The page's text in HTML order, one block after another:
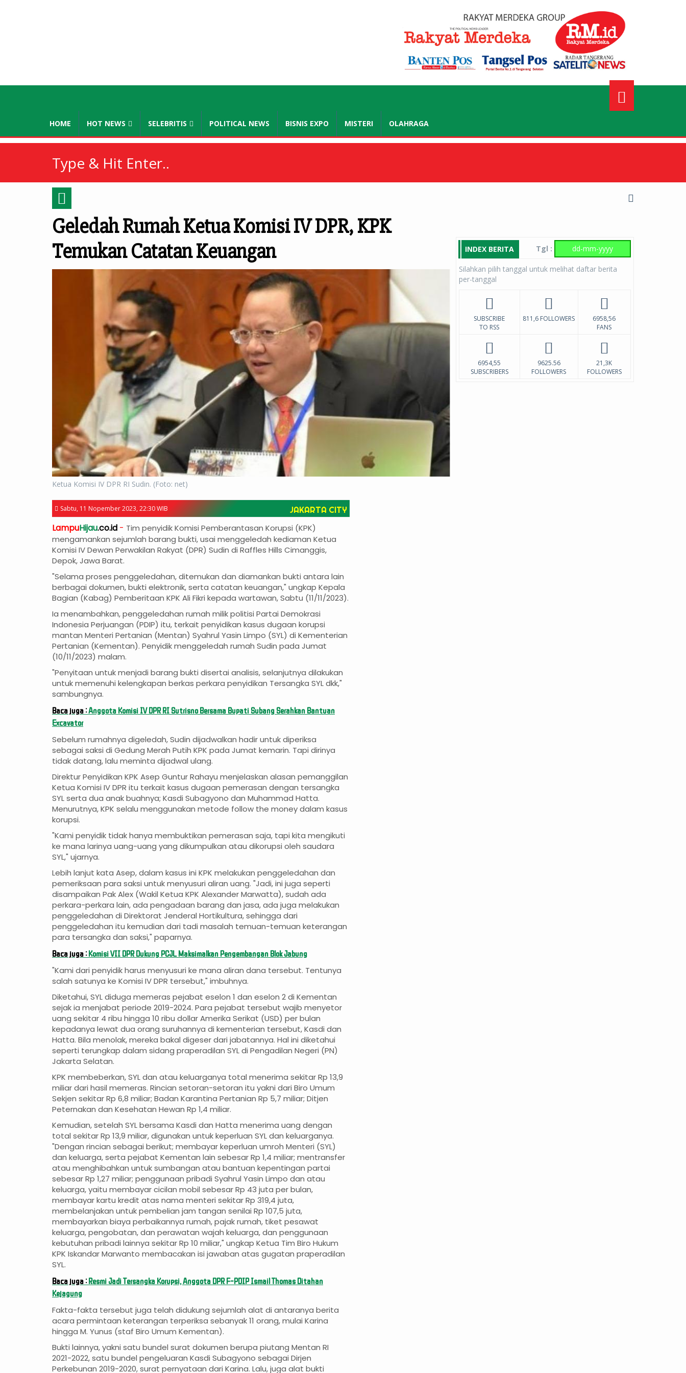
HOME HOT NEWS SELEBRITIS POLITICAL NEWS BISNIS EXPO MISTERI OLAHRAGA
Geledah Rumah Ketua Komisi IV DPR, KPK
Temukan Catatan Keuangan
Ketua Komisi IV DPR RI Sudin. (Foto: net)
Sabtu, 11 Nopember 2023, 22:30 WIB JAKARTA CITY
LampuHijau.co.id - Tim penyidik Komisi Pemberantasan Korupsi (KPK)
mengamankan sejumlah barang bukti, usai menggeledah kediaman Ketua
Komisi IV Dewan Perwakilan Rakyat (DPR) Sudin di Raffles Hills Cimanggis,
Depok, Jawa Barat.
"Selama proses penggeledahan, ditemukan dan diamankan bukti antara lain
berbagai dokumen, bukti elektronik, serta catatan keuangan," ungkap Kepala
Bagian (Kabag) Pemberitaan KPK Ali Fikri kepada wartawan, Sabtu (11/11/2023).
Ia menambahkan, penggeledahan rumah milik politisi Partai Demokrasi
Indonesia Perjuangan (PDIP) itu, terkait penyidikan kasus dugaan korupsi
mantan Menteri Pertanian (Mentan) Syahrul Yasin Limpo (SYL) di Kementerian
Pertanian (Kementan). Penyidik menggeledah rumah Sudin pada Jumat
(10/11/2023) malam.
"Penyitaan untuk menjadi barang bukti disertai analisis, selanjutnya dilakukan
untuk memenuhi kelengkapan berkas perkara penyidikan Tersangka SYL dkk,"
sambungnya.
Baca juga :Anggota Komisi IV DPR RI Sutrisno Bersama Bupati Subang Serahkan Bantuan
Excavator
Sebelum rumahnya digeledah, Sudin dijadwalkan hadir untuk diperiksa
sebagai saksi di Gedung Merah Putih KPK pada Jumat kemarin. Tapi dirinya
tidak datang, lalu meminta dijadwal ulang.
Direktur Penyidikan KPK Asep Guntur Rahayu menjelaskan alasan pemanggilan
Ketua Komisi IV DPR itu terkait kasus dugaan pemerasan dengan tersangka
SYL serta dua anak buahnya; Kasdi Subagyono dan Muhammad Hatta.
Menurutnya, KPK selalu menggunakan metode follow the money dalam kasus
korupsi.
"Kami penyidik tidak hanya membuktikan pemerasan saja, tapi kita mengikuti
ke mana larinya uang-uang yang dikumpulkan atau dikorupsi oleh saudara
SYL," ujarnya.
Lebih lanjut kata Asep, dalam kasus ini KPK melakukan penggeledahan dan
pemeriksaan para saksi untuk menyusuri aliran uang. "Jadi, ini juga seperti
disampaikan Pak Alex (Wakil Ketua KPK Alexander Marwatta), sudah ada
perkara-perkara lain, ada pengadaan barang dan jasa, ada juga melakukan
penggeledahan di Direktorat Jenderal Hortikultura, sehingga dari
penggeledahan itu kemudian dari tadi masalah temuan-temuan keterangan
para tersangka dan saksi," paparnya.
Baca juga :Komisi VII DPR Dukung PCJL Maksimalkan Pengembangan Blok Jabung
"Kami dari penyidik harus menyusuri ke mana aliran dana tersebut. Tentunya
salah satunya ke Komisi IV DPR tersebut," imbuhnya.
Diketahui, SYL diduga memeras pejabat eselon 1 dan eselon 2 di Kementan
sejak ia menjabat periode 2019-2024. Para pejabat tersebut wajib menyetor
uang sekitar 4 ribu hingga 10 ribu dollar Amerika Serikat (USD) per bulan
kepadanya lewat dua orang suruhannya di kementerian tersebut, Kasdi dan
Hatta. Bila menolak, mereka bakal digeser dari jabatannya. Hal ini diketahui
seperti terungkap dalam sidang praperadilan SYL di Pengadilan Negeri (PN)
Jakarta Selatan.
KPK membeberkan, SYL dan atau keluarganya total menerima sekitar Rp 13,9
miliar dari hasil memeras. Rincian setoran-setoran itu yakni dari Biro Umum
Sekjen sekitar Rp 6,8 miliar; Badan Karantina Pertanian Rp 5,7 miliar; Ditjen
Peternakan dan Kesehatan Hewan Rp 1,4 miliar.
Kemudian, setelah SYL bersama Kasdi dan Hatta menerima uang dengan
total sekitar Rp 13,9 miliar, digunakan untuk keperluan SYL dan keluarganya.
"Dengan rincian sebagai berikut; membayar keperluan umroh Menteri (SYL)
dan keluarga, serta pejabat Kementan lain sebesar Rp 1,4 miliar; mentransfer
atau menghibahkan untuk sumbangan atau bantuan kepentingan partai
sebesar Rp 1,27 miliar; penggunaan pribadi Syahrul Yasin Limpo dan atau
keluarga, yaitu membayar cicilan mobil sebesar Rp 43 juta per bulan,
membayar kartu kredit atas nama menteri sekitar Rp 319,4 juta,
membelanjakan untuk pembelian jam tangan senilai Rp 107,5 juta,
membayarkan biaya perbaikannya rumah, pajak rumah, tiket pesawat
keluarga, pengobatan, dan perawatan wajah keluarga, dan penggunaan
kebutuhan pribadi lainnya sekitar Rp 10 miliar," ungkap Ketua Tim Biro Hukum
KPK Iskandar Marwanto membacakan isi jawaban atas gugatan praperadilan
SYL.
Baca juga :Resmi Jadi Tersangka Korupsi, Anggota DPR F-PDIP Ismail Thomas Ditahan
Kejagung
Fakta-fakta tersebut juga telah didukung sejumlah alat di antaranya berita
acara permintaan keterangan terperiksa sebanyak 11 orang, mulai Karina
hingga M. Yunus (staf Biro Umum Kementan).
Bukti lainnya, yakni satu bundel surat dokumen berupa piutang Mentan RI
2021-2022, satu bundel pengeluaran Kasdi Subagyono sebagai Dirjen
Perkebunan 2019-2020, surat pernyataan dari Karina. Lalu, juga alat bukti
INDEX BERITA Tgl :
Silahkan pilih tanggal untuk melihat daftar berita
per-tanggal
SUBSCRIBE
TO RSS
811,6 FOLLOWERS
6958,56
FANS
6954,55
SUBSCRIBERS
9625.56
FOLLOWERS
21,3K
FOLLOWERS